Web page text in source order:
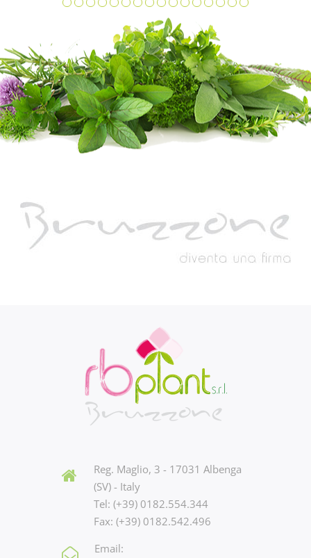
Reg. Maglio, 3 - 17031 Albenga
(SV) - Italy
Tel: (+39) 0182.554.344
Fax: (+39) 0182.542.496
Email: